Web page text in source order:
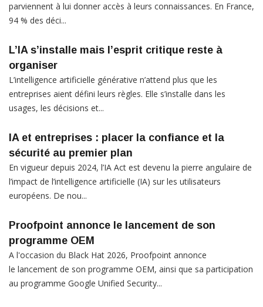
parviennent à lui donner accès à leurs connaissances. En France,
94 % des déci...
L’IA s’installe mais l’esprit critique reste à
organiser
L’intelligence artificielle générative n’attend plus que les
entreprises aient défini leurs règles. Elle s’installe dans les
usages, les décisions et...
IA et entreprises : placer la confiance et la
sécurité au premier plan
En vigueur depuis 2024, l’IA Act est devenu la pierre angulaire de
l’impact de l’intelligence artificielle (IA) sur les utilisateurs
européens. De nou...
Proofpoint annonce le lancement de son
programme OEM
A l'occasion du Black Hat 2026, Proofpoint annonce
le lancement de son programme OEM, ainsi que sa participation
au programme Google Unified Security...